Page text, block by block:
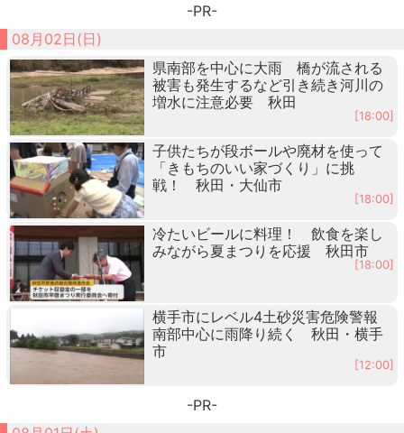
-PR-
08月02日(日)
県南部を中心に大雨 橋が流される
被害も発生するなど引き続き河川の
増水に注意必要 秋田
[18:00]
子供たちが段ボールや廃材を使って
「きもちのいい家づくり」に挑
戦！ 秋田・大仙市
[18:00]
冷たいビールに料理！ 飲食を楽し
みながら夏まつりを応援 秋田市
[18:00]
横手市にレベル4土砂災害危険警報
南部中心に雨降り続く 秋田・横手
市
[12:00]
-PR-